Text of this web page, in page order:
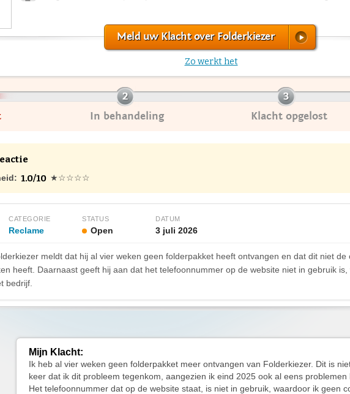
Meld uw Klacht over Folderkiezer
Zo werkt het
In behandeling Klacht opgelost
1.0/10 ★☆☆☆☆
CATEGORIE
Reclame
STATUS
Open
DATUM
3 juli 2026
meldt dat hij al vier weken geen folderpakket heeft ontvangen en dat dit niet
heeft. Daarnaast geeft hij aan dat het telefoonnummer op de website niet in gebruik
bedrijf.
Mijn Klacht:
Ik heb al vier weken geen folderpakket meer ontvangen van Folderkiezer. Dit is
keer dat ik dit probleem tegenkom, aangezien ik eind 2025 ook al eens problemen
Het telefoonnummer dat op de website staat, is niet in gebruik, waardoor ik geen